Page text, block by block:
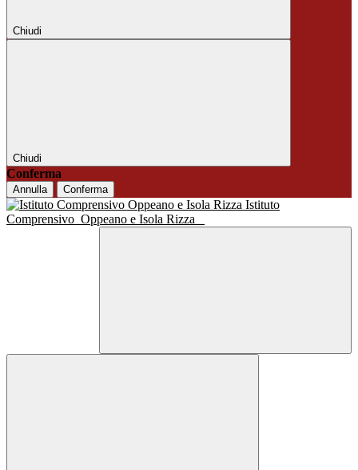
Chiudi
Chiudi
Conferma
Annulla Conferma
Istituto
Comprensivo Oppeano e Isola Rizza